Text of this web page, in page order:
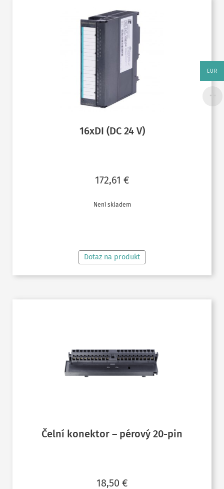
16xDI (DC 24 V)
172,61 €
Není skladem
Dotaz na produkt
Čelní konektor – pérový 20-pin
18,50 €
EUR